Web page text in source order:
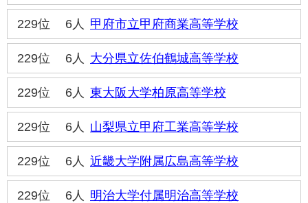
229位 6人 甲府市立甲府商業高等学校
229位 6人 大分県立佐伯鶴城高等学校
229位 6人 東大阪大学柏原高等学校
229位 6人 山梨県立甲府工業高等学校
229位 6人 近畿大学附属広島高等学校
229位 6人 明治大学付属明治高等学校